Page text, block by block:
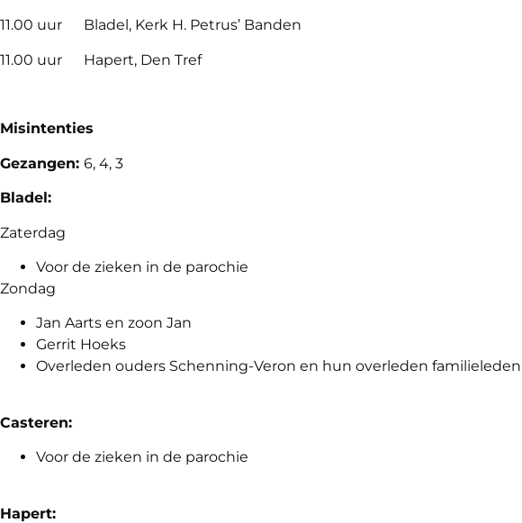
11.00 uur Bladel, Kerk H. Petrus’ Banden
11.00 uur Hapert, Den Tref
Misintenties
Gezangen: 6, 4, 3
Bladel:
Zaterdag
Voor de zieken in de parochie
Zondag
Jan Aarts en zoon Jan
Gerrit Hoeks
Overleden ouders Schenning-Veron en hun overleden familieleden
Casteren:
Voor de zieken in de parochie
Hapert: